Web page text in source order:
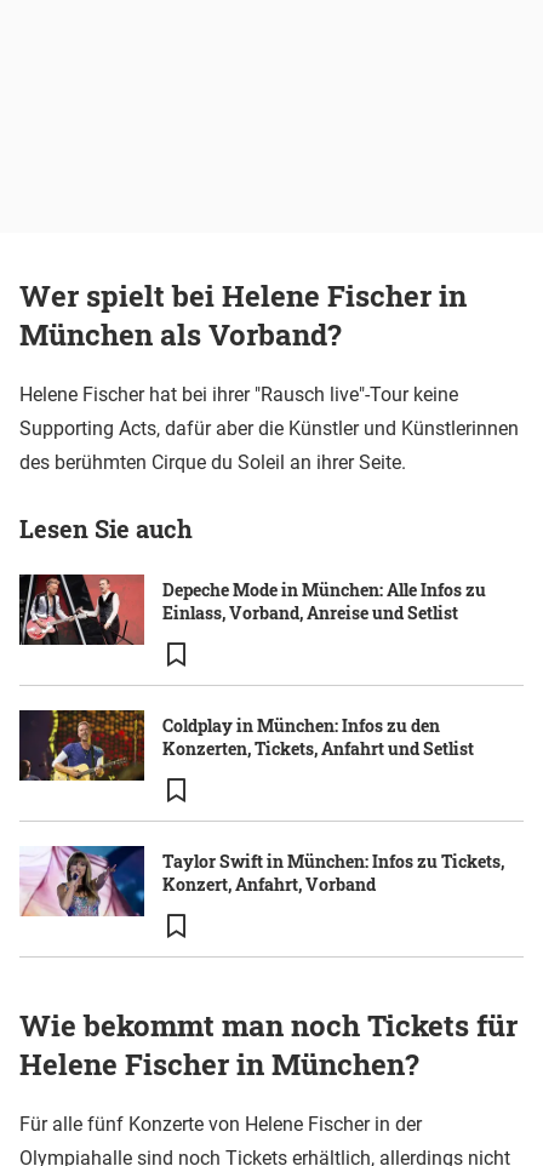
Wer spielt bei Helene Fischer in
München als Vorband?
Helene Fischer hat bei ihrer "Rausch live"-Tour keine
Supporting Acts, dafür aber die Künstler und Künstlerinnen
des berühmten Cirque du Soleil an ihrer Seite.
Lesen Sie auch
Depeche Mode in München: Alle Infos zu
Einlass, Vorband, Anreise und Setlist
Coldplay in München: Infos zu den
Konzerten, Tickets, Anfahrt und Setlist
Taylor Swift in München: Infos zu Tickets,
Konzert, Anfahrt, Vorband
Wie bekommt man noch Tickets für
Helene Fischer in München?
Für alle fünf Konzerte von Helene Fischer in der
Olympiahalle sind noch Tickets erhältlich, allerdings nicht